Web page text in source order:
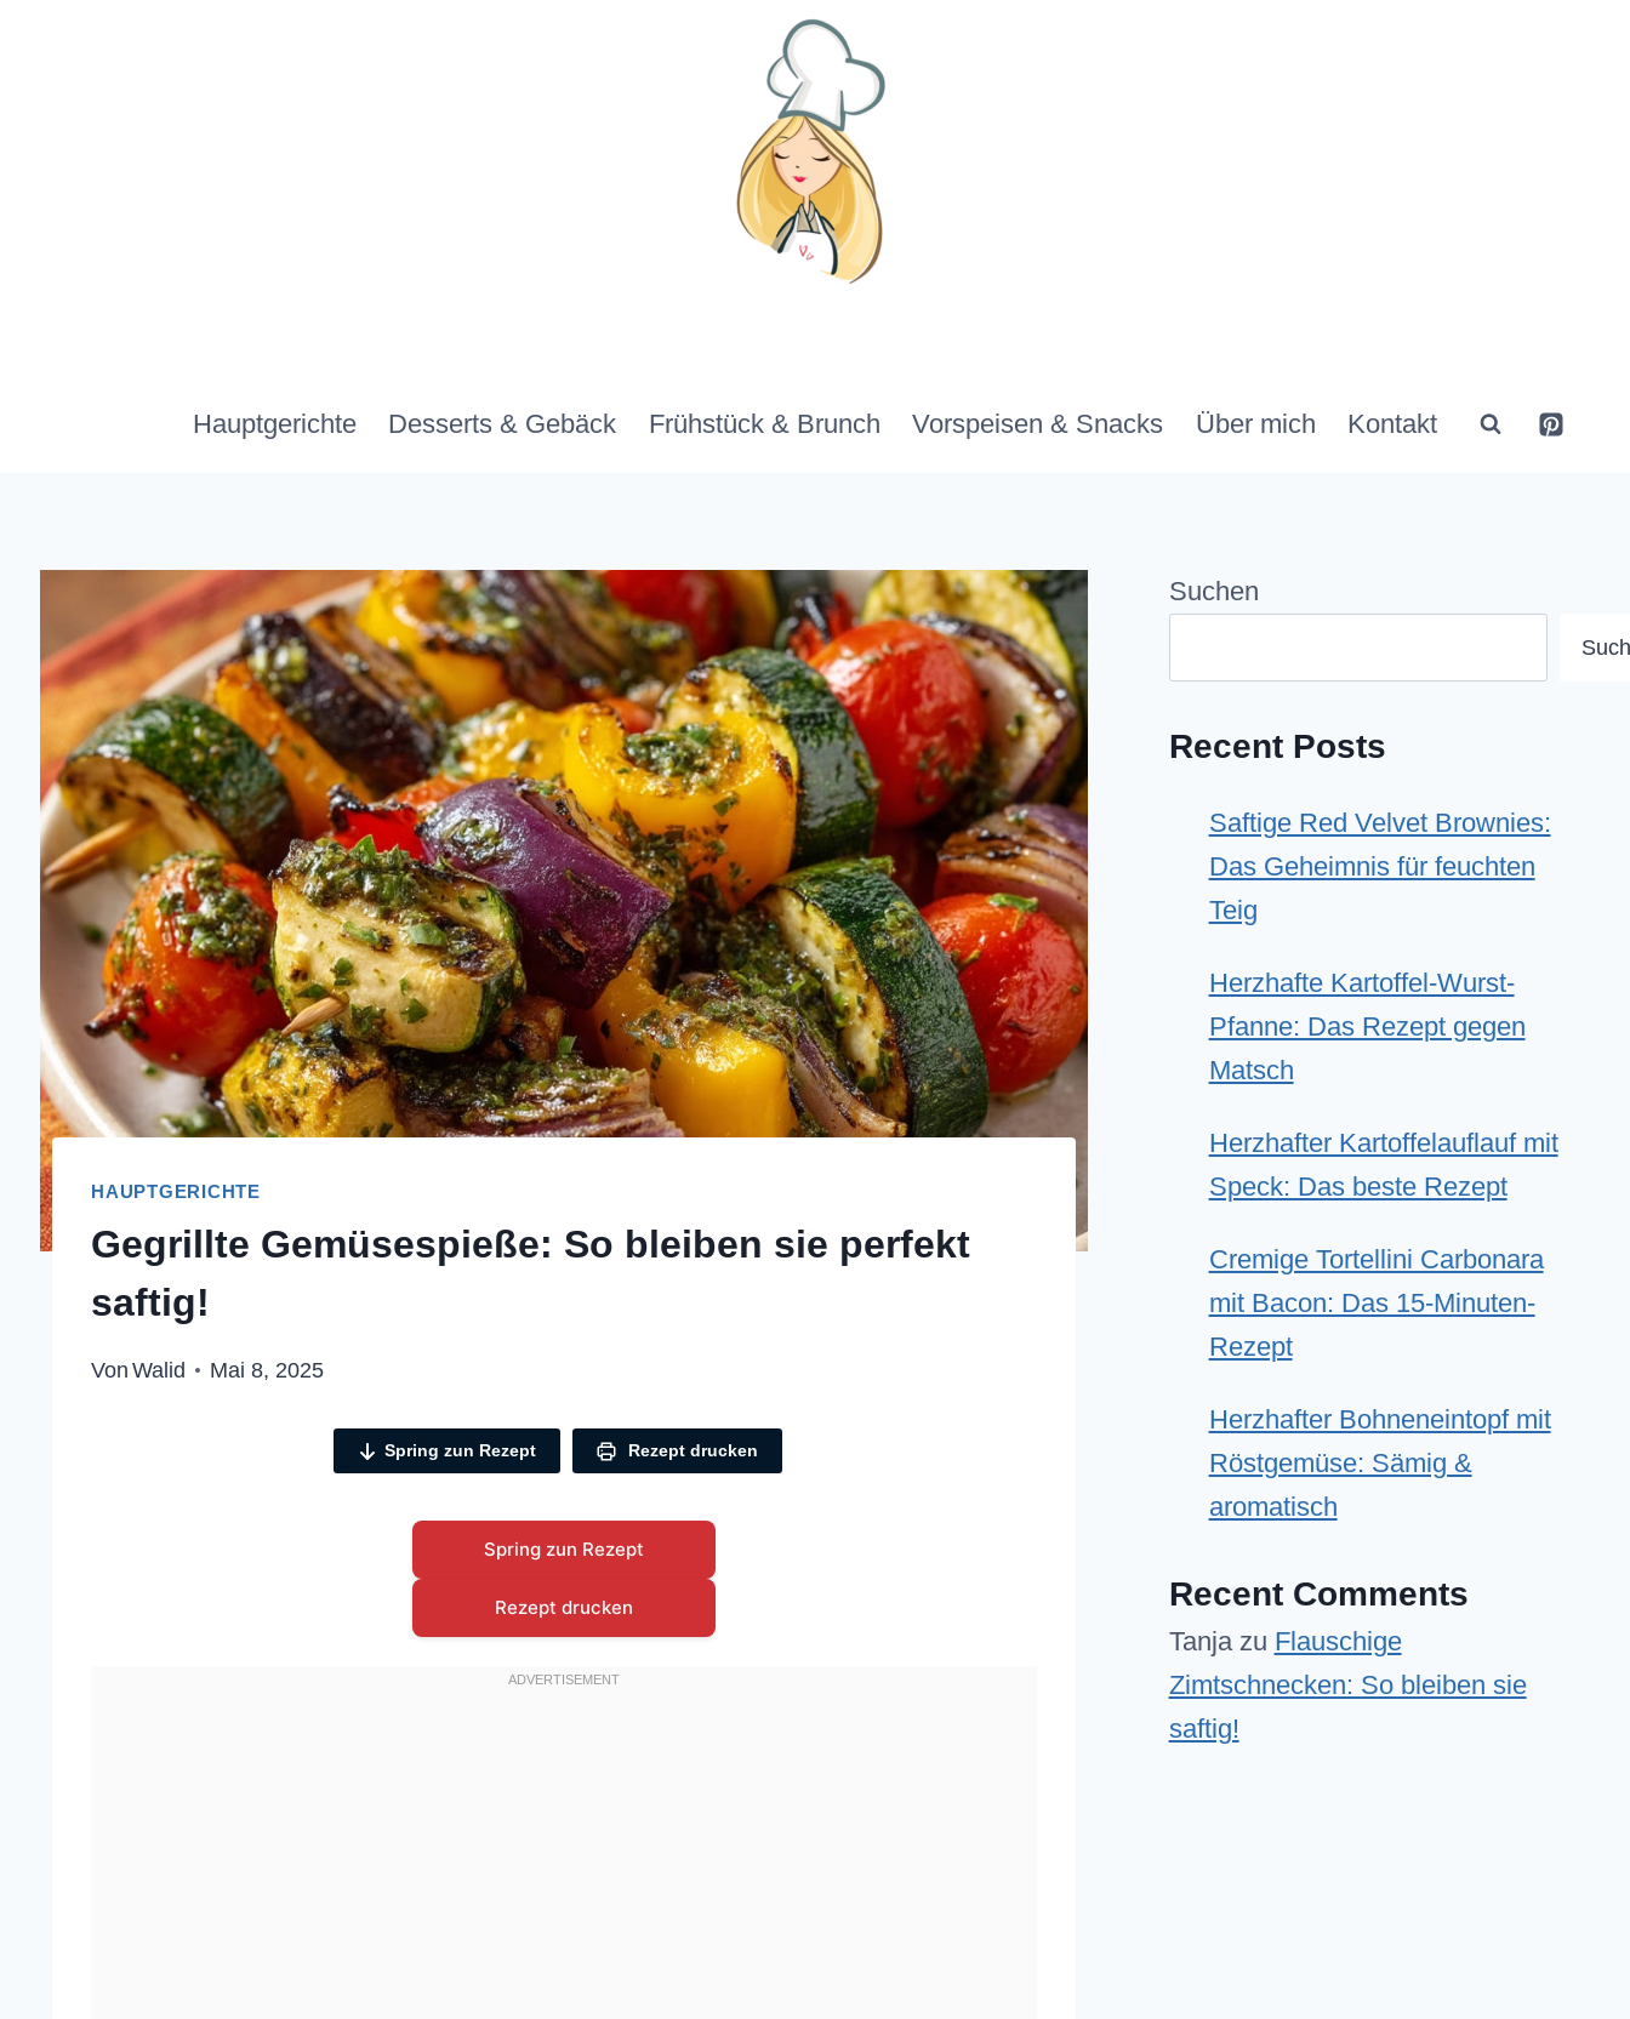
Hauptgerichte Desserts & Gebäck Frühstück & Brunch Vorspeisen & Snacks Über mich Kontakt
HAUPTGERICHTE
Gegrillte Gemüsespieße: So bleiben sie perfekt
saftig!
Von Walid Mai 8, 2025
Spring zun Rezept Rezept drucken
Spring zun Rezept
Rezept drucken
Suchen
Recent Posts
Saftige Red Velvet Brownies:
Das Geheimnis für feuchten
Teig
Herzhafte Kartoffel-Wurst-
Pfanne: Das Rezept gegen
Matsch
Herzhafter Kartoffelauflauf mit
Speck: Das beste Rezept
Cremige Tortellini Carbonara
mit Bacon: Das 15-Minuten-
Rezept
Herzhafter Bohneneintopf mit
Röstgemüse: Sämig &
aromatisch
Recent Comments
Tanjazu Flauschige
Zimtschnecken: So bleiben sie
saftig!